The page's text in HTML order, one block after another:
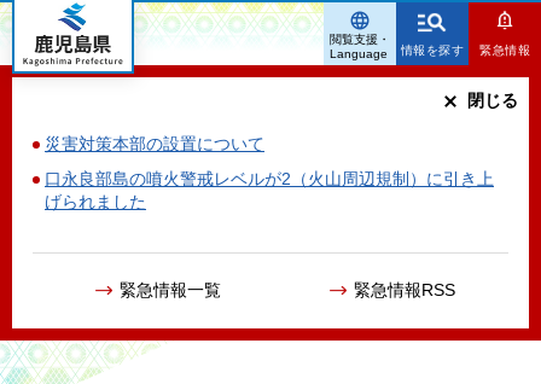
鹿児島県
情報を探す 緊急情報
災害対策本部の設置について
口永良部島の噴火警戒レベルが2（火山周辺規制）に引き上
げられました
緊急情報一覧 緊急情報RSS
閉じる
閲覧支援・
Language